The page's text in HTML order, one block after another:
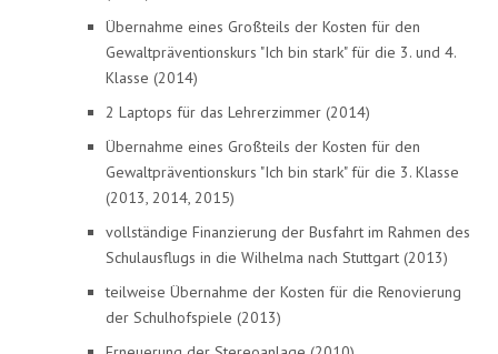
Übernahme eines Großteils der Kosten für den
Gewaltpräventionskurs "Ich bin stark" für die 3. und 4.
Klasse (2014)
2 Laptops für das Lehrerzimmer (2014)
Übernahme eines Großteils der Kosten für den
Gewaltpräventionskurs "Ich bin stark" für die 3. Klasse
(2013, 2014, 2015)
vollständige Finanzierung der Busfahrt im Rahmen des
Schulausflugs in die Wilhelma nach Stuttgart (2013)
teilweise Übernahme der Kosten für die Renovierung
der Schulhofspiele (2013)